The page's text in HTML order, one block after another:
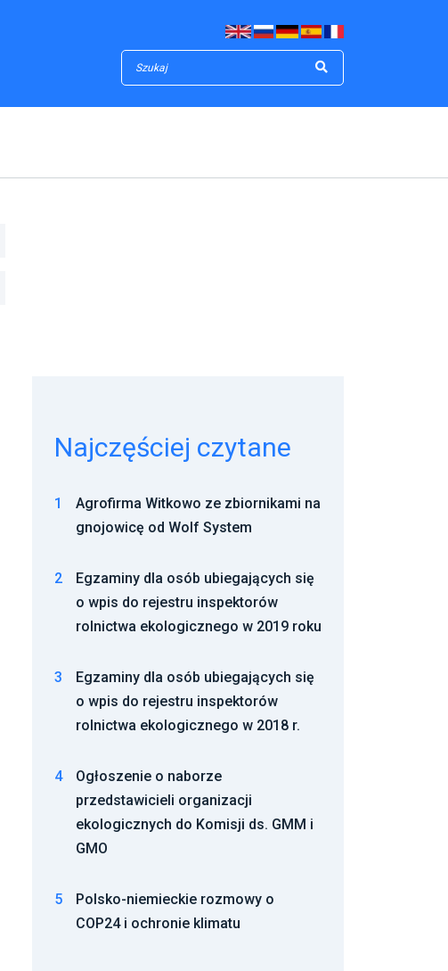
Najczęściej czytane
1
Agrofirma Witkowo ze zbiornikami na
gnojowicę od Wolf System
2
Egzaminy dla osób ubiegających się
o wpis do rejestru inspektorów
rolnictwa ekologicznego w 2019 roku
3
Egzaminy dla osób ubiegających się
o wpis do rejestru inspektorów
rolnictwa ekologicznego w 2018 r.
4
Ogłoszenie o naborze
przedstawicieli organizacji
ekologicznych do Komisji ds. GMM i
GMO
5
Polsko-niemieckie rozmowy o
COP24 i ochronie klimatu